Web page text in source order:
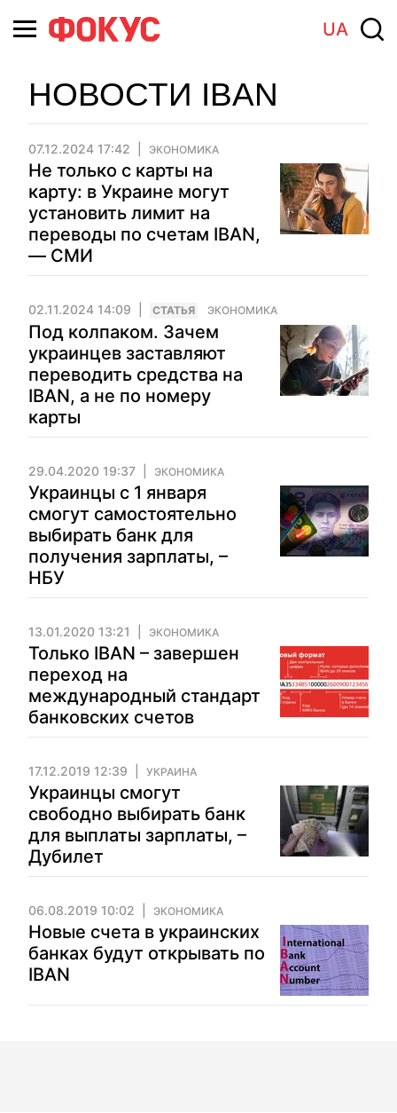
UA
НОВОСТИ IBAN
07.12.2024 17:42 ЭКОНОМИКА
Не только с карты на
карту: в Украине могут
установить лимит на
переводы по счетам IBAN,
— СМИ
02.11.2024 14:09 CТАТЬЯ ЭКОНОМИКА
Под колпаком. Зачем
украинцев заставляют
переводить средства на
IBAN, а не по номеру
карты
29.04.2020 19:37 ЭКОНОМИКА
Украинцы с 1 января
смогут самостоятельно
выбирать банк для
получения зарплаты, –
НБУ
13.01.2020 13:21 ЭКОНОМИКА
Только IBAN – завершен
переход на
международный стандарт
банковских счетов
17.12.2019 12:39 УКРАИНА
Украинцы смогут
свободно выбирать банк
для выплаты зарплаты, –
Дубилет
06.08.2019 10:02 ЭКОНОМИКА
Новые счета в украинских
банках будут открывать по
IBAN